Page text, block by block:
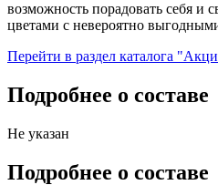
возможность порадовать себя и
цветами с невероятно
Перейти в раздел каталога
Подробнее о составе
Не указан
Подробнее о составе